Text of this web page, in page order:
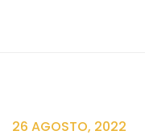
26 AGOSTO, 2022